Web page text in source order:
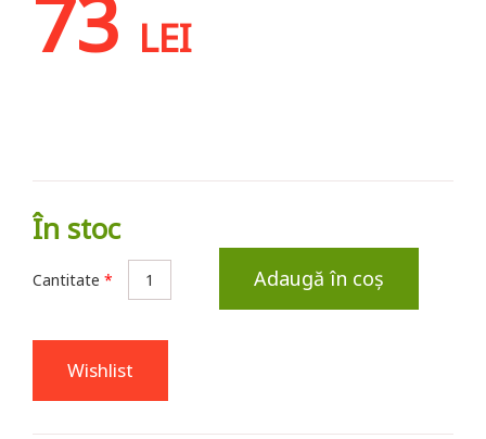
73 LEI
În stoc
Cantitate * Adaugă în coș
Wishlist